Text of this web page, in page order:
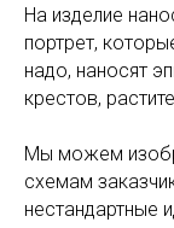
На изделие
портрет,
надо, наносят
крестов,
Мы можем
схемам
нестандартные